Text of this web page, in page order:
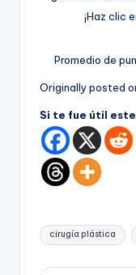
¡Haz clic
Promedio de
Originally posted
Si te fue útil
Etiquetas:
cirugía plástica